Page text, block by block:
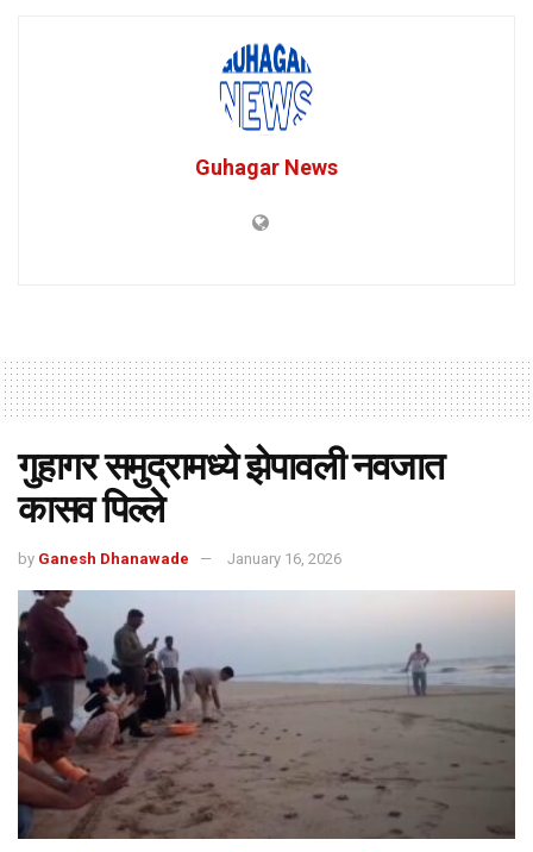
Guhagar News
गुहागर समुद्रामध्ये झेपावली नवजात
कासव पिल्ले
by Ganesh Dhanawade January 16, 2026